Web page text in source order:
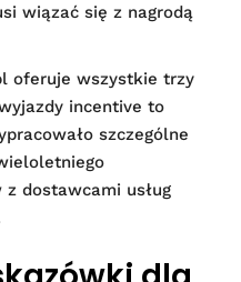
wiązać się z nagrodą
oferuje wszystkie trzy
incentive to
szczególne
dostawcami usług